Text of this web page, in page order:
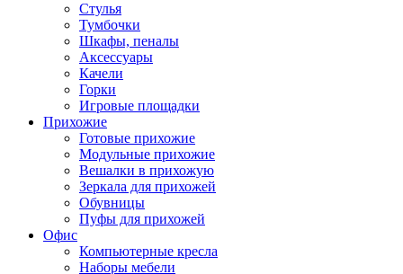
Стулья
Тумбочки
Шкафы, пеналы
Аксессуары
Качели
Горки
Игровые площадки
Прихожие
Готовые прихожие
Модульные прихожие
Вешалки в прихожую
Зеркала для прихожей
Обувницы
Пуфы для прихожей
Офис
Компьютерные кресла
Наборы мебели